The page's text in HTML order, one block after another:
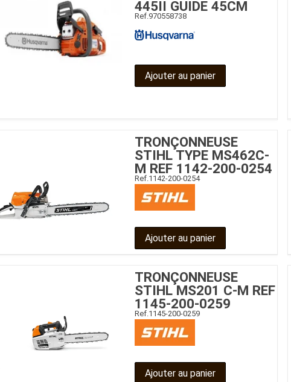
445II GUIDE 45CM
Ref.970558738
Ajouter au panier
TRONÇONNEUSE
STIHL TYPE MS462C-
M REF 1142-200-0254
Ref. 1142-200-0254
Ajouter au panier
TRONÇONNEUSE
STIHL MS201 C-M REF
1145-200-0259
Ref. 1145-200-0259
Ajouter au panier